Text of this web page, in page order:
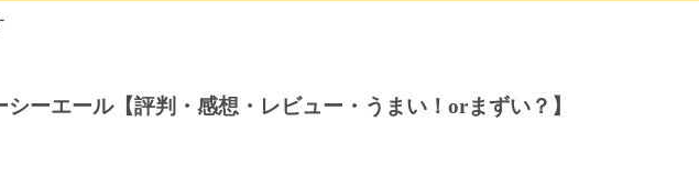
エール【評判・感想・レビュー・うまい！orまずい？】